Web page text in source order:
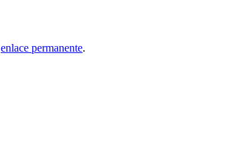
enlace permanente.